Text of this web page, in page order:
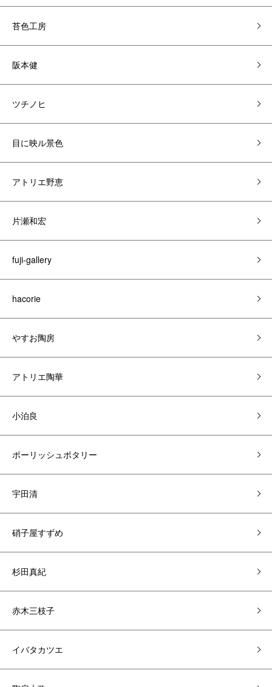
苔色工房
阪本健
ツチノヒ
目に映ル景色
アトリエ野恵
片瀬和宏
fuji-gallery
hacorie
やすお陶房
アトリエ陶華
小泊良
ポーリッシュポタリー
宇田清
硝子屋すずめ
杉田真紀
赤木三枝子
イバタカツエ